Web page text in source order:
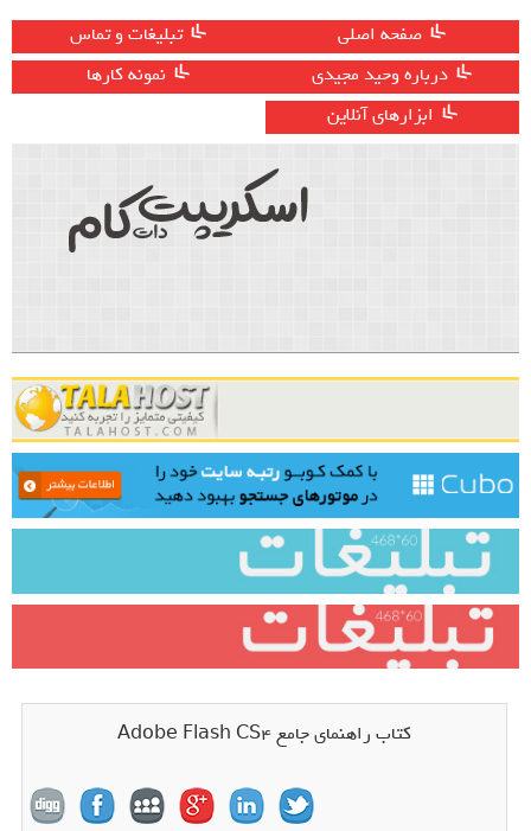
صفحه اصلی
تبلیغات و تماس
درباره وحید مجیدی
نمونه کارها
ابزارهای آنلاین
کتاب راهنمای جامع Adobe Flash CS4